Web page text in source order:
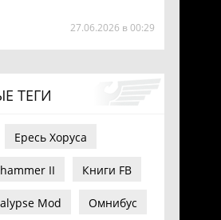
27.06.2026 в 00:29
ТЕГИ
Ересь Хоруса
II Книги FB
Mod Омнибус